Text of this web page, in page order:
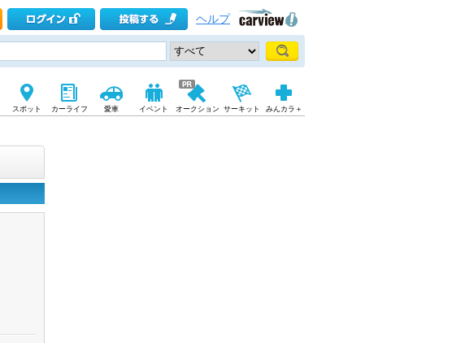
ヘルプ
スポット カーライフ 愛車 イベント オークション サーキット みんカラ＋